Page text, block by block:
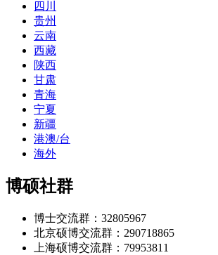
四川
贵州
云南
西藏
陕西
甘肃
青海
宁夏
新疆
港澳/台
海外
博硕社群
博士交流群：32805967
北京硕博交流群：290718865
上海硕博交流群：79953811